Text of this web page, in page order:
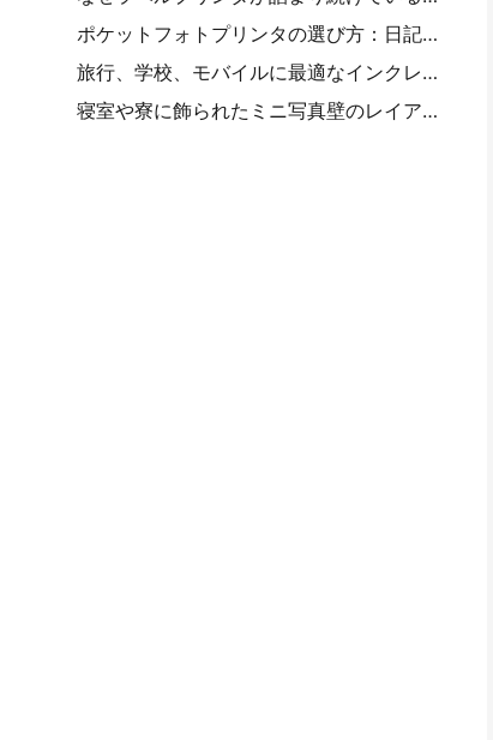
ポケットフォトプリンタの選び方：日記、旅行、iPhoneユーザーの完全ガイド
旅行、学校、モバイルに最適なインクレスポータブルプリンタ：Hanin MT 620 Pro評価
寝室や寮に飾られたミニ写真壁のレイアウトの考え方とテクニック